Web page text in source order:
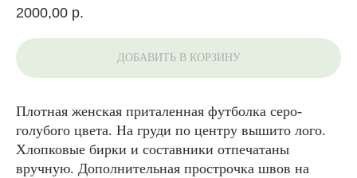
2000,00 р.
ДОБАВИТЬ В КОРЗИНУ
Плотная женская приталенная футболка серо-
голубого цвета. На груди по центру вышито лого.
Хлопковые бирки и составники отпечатаны
вручную. Дополнительная прострочка швов на